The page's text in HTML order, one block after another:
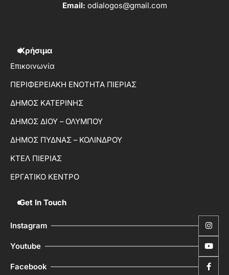
Email: odialogos@gmail.com
Χρήσιμα
Επικοινωνία
ΠΕΡΙΦΕΡΕΙΑΚΗ ΕΝΟΤΗΤΑ ΠΙΕΡΙΑΣ
ΔΗΜΟΣ ΚΑΤΕΡΙΝΗΣ
ΔΗΜΟΣ ΔΙΟΥ – ΟΛΥΜΠΟΥ
ΔΗΜΟΣ ΠΥΔΝΑΣ – ΚΟΛΙΝΔΡΟΥ
ΚΤΕΛ ΠΙΕΡΙΑΣ
ΕΡΓΑΤΙΚΟ ΚΕΝΤΡΟ
Get In Touch
Instagram
Youtube
Facebook